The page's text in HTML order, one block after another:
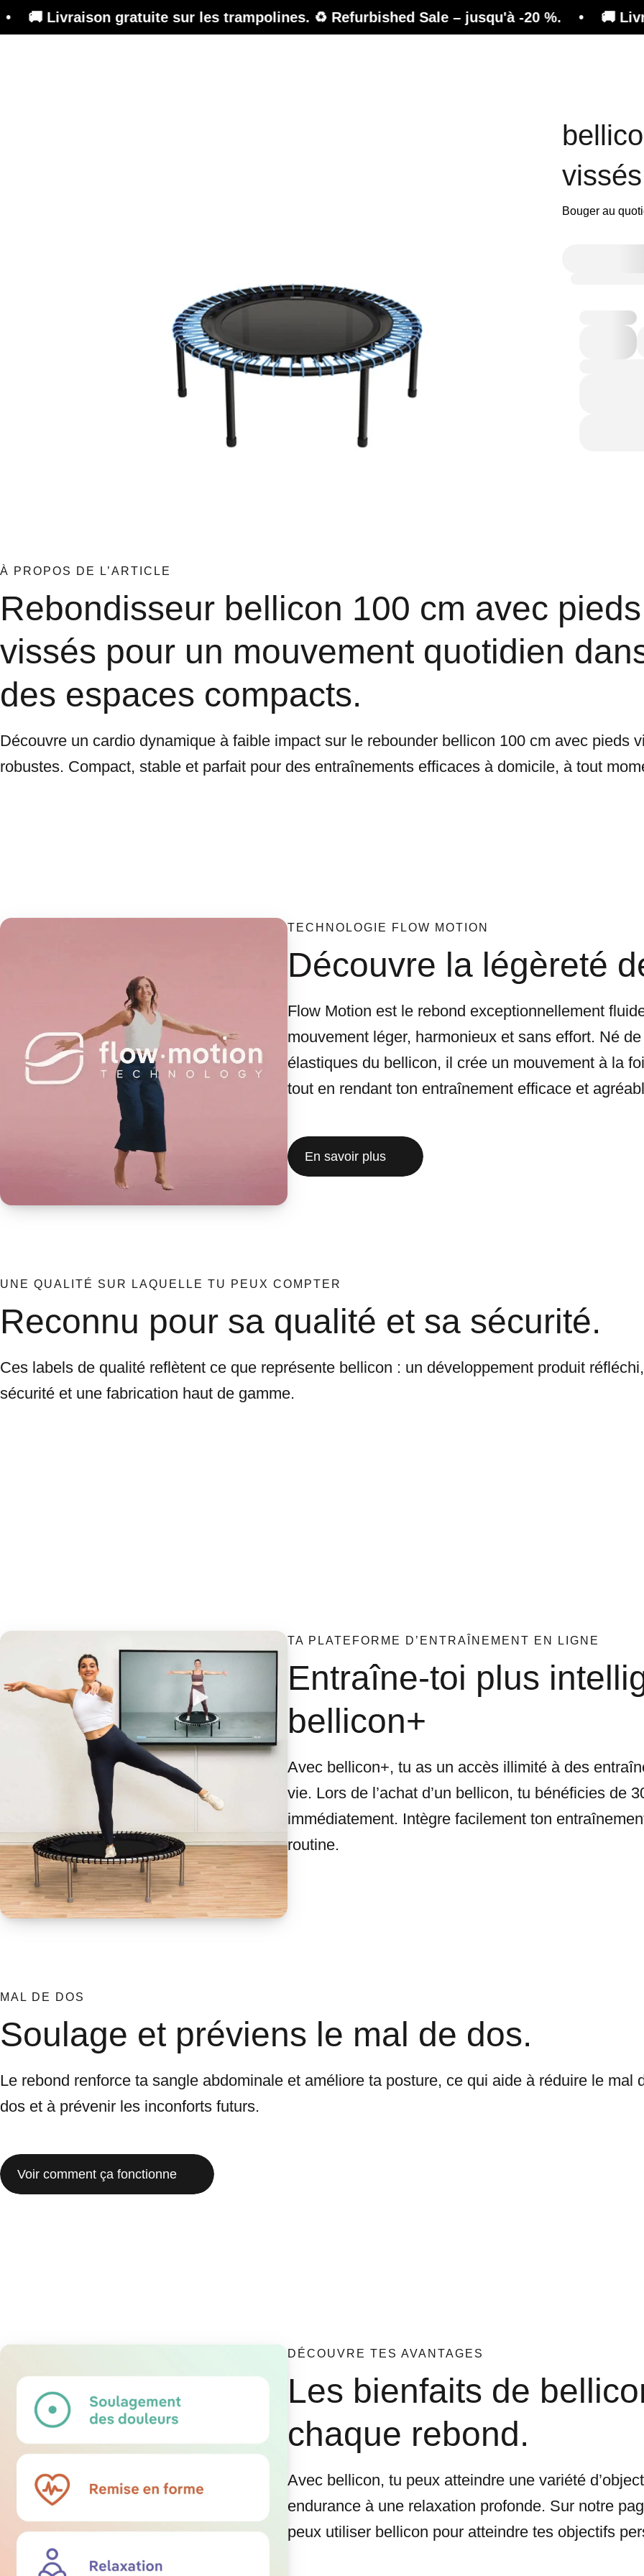
gratuite sur les trampolines. ♻️ Refurbished Sale – jusqu'à -20 %. • 🚚 Livraison
vissés
Bouger au
À PROPOS DE L’ARTICLE
Rebondisseur bellicon 100 cm avec pieds
vissés pour un mouvement quotidien
des espaces compacts.
Découvre un cardio dynamique à faible impact sur le rebounder bellicon 100 cm avec pieds
robustes. Compact, stable et parfait pour des entraînements efficaces à domicile, à tout
TECHNOLOGIE FLOW MOTION
Découvre la légèreté
Flow Motion est le rebond exceptionnellement
mouvement léger, harmonieux et sans effort. Né
élastiques du bellicon, il crée un mouvement à la
tout en rendant ton entraînement efficace et
En savoir plus
UNE QUALITÉ SUR LAQUELLE TU PEUX COMPTER
Reconnu pour sa qualité et sa sécurité.
Ces labels de qualité reflètent ce que représente bellicon : un développement produit
sécurité et une fabrication haut de gamme.
TA PLATEFORME D’ENTRAÎNEMENT EN LIGNE
Entraîne-toi plus
bellicon+
Avec bellicon+, tu as un accès illimité à des
vie. Lors de l’achat d’un bellicon, tu bénéficies de
immédiatement. Intègre facilement ton
routine.
MAL DE DOS
Soulage et préviens le mal de dos.
Le rebond renforce ta sangle abdominale et améliore ta posture, ce qui aide à réduire le mal
dos et à prévenir les inconforts futurs.
Voir comment ça fonctionne
DÉCOUVRE TES AVANTAGES
Les bienfaits de
chaque rebond.
Avec bellicon, tu peux atteindre une variété
endurance à une relaxation profonde. Sur notre
peux utiliser bellicon pour atteindre tes objectifs